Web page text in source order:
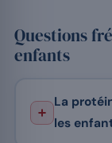
Questions
enfants
La
les